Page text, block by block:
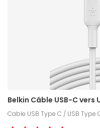
Belkin Câble USB-C vers
Cable USB Type C / USB Type